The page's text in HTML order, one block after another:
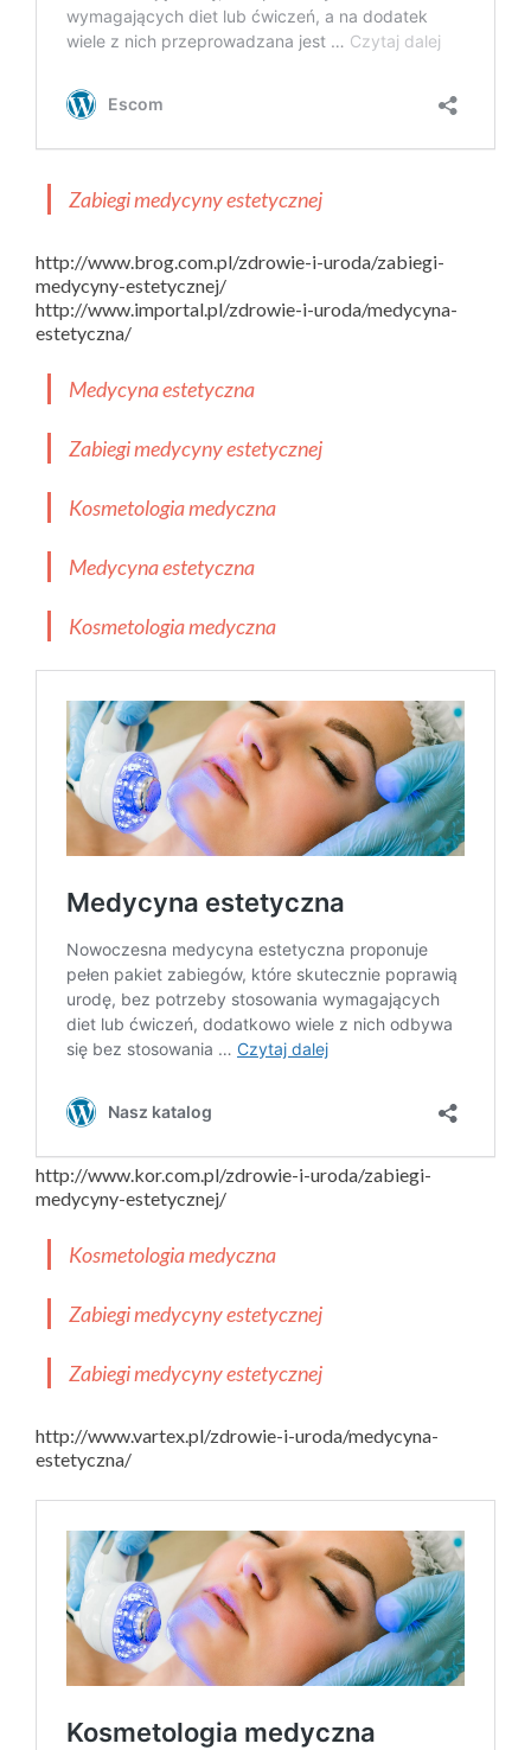
Zabiegi medycyny estetycznej
http://www.brog.com.pl/zdrowie-i-uroda/zabiegi-
medycyny-estetycznej/
http://www.importal.pl/zdrowie-i-uroda/medycyna-
estetyczna/
Medycyna estetyczna
Zabiegi medycyny estetycznej
Kosmetologia medyczna
Medycyna estetyczna
Kosmetologia medyczna
http://www.kor.com.pl/zdrowie-i-uroda/zabiegi-
medycyny-estetycznej/
Kosmetologia medyczna
Zabiegi medycyny estetycznej
Zabiegi medycyny estetycznej
http://www.vartex.pl/zdrowie-i-uroda/medycyna-
estetyczna/